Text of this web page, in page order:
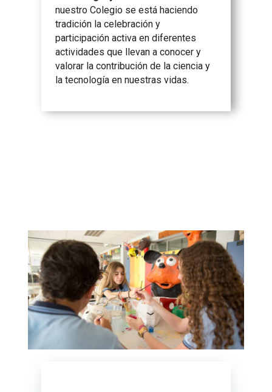
nuestro Colegio se está haciendo
tradición la celebración y
participación activa en diferentes
actividades que llevan a conocer y
valorar la contribución de la ciencia y
la tecnología en nuestras vidas.